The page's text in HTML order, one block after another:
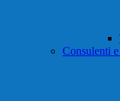
Consulenti